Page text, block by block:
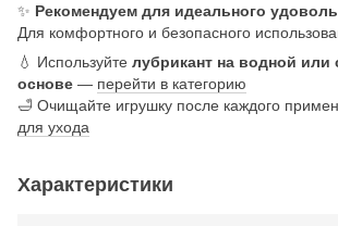
✨ Рекомендуем для идеального
Для комфортного и безопасного
💧 Используйте лубрикант на водной или
основе — перейти в категорию
🛁 Очищайте игрушку после каждого
для ухода
Характеристики